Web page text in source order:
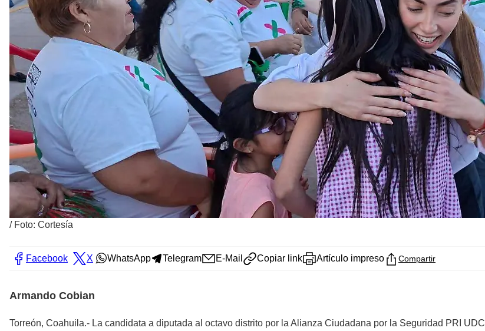
/ Foto: Cortesía
Facebook X WhatsApp Telegram E-Mail Copiar link Artículo impreso Compartir
Armando Cobian
Torreón, Coahuila.- La candidata a diputada al octavo distrito por la Alianza Ciudadana por la Seguridad PRI UDC